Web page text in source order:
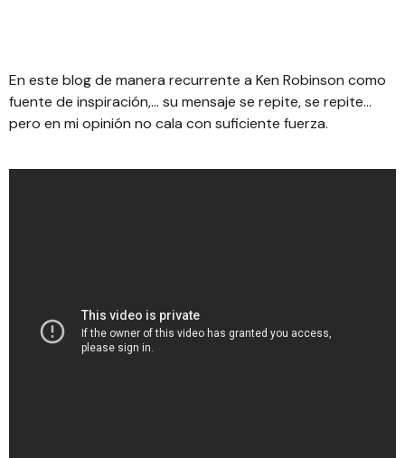
En este blog de manera recurrente a Ken Robinson como
fuente de inspiración,… su mensaje se repite, se repite…
pero en mi opinión no cala con suficiente fuerza.